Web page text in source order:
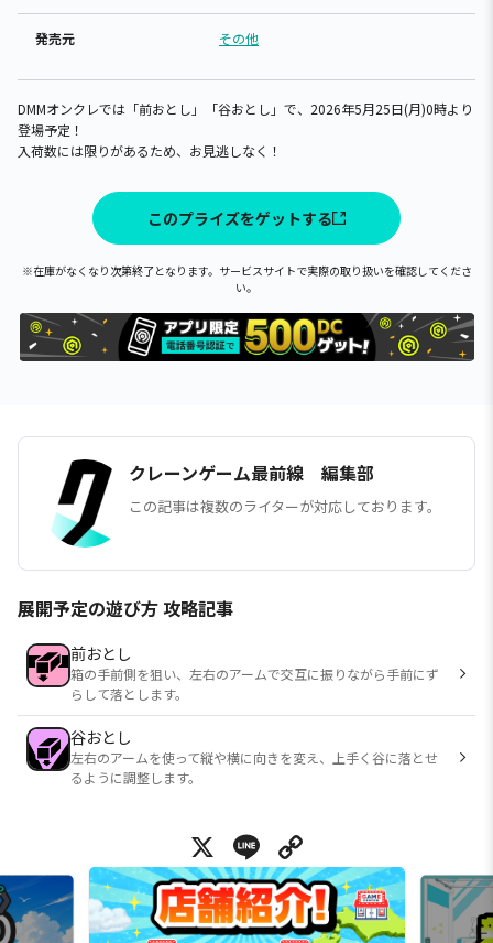
発売元 その他
DMMオンクレでは「前おとし」「谷おとし」で、2026年5月25日(月)0時より
登場予定！
入荷数には限りがあるため、お見逃しなく！
このプライズをゲットする
※在庫がなくなり次第終了となります。サービスサイトで実際の取り扱いを確認してくださ
い。
クレーンゲーム最前線 編集部
この記事は複数のライターが対応しております。
展開予定の遊び方 攻略記事
前おとし
箱の手前側を狙い、左右のアームで交互に振りながら手前にず
らして落とします。
谷おとし
左右のアームを使って縦や横に向きを変え、上手く谷に落とせ
るように調整します。
X Line